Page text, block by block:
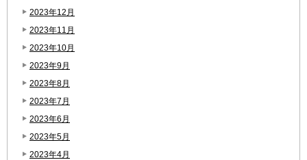
2023年12月
2023年11月
2023年10月
2023年9月
2023年8月
2023年7月
2023年6月
2023年5月
2023年4月